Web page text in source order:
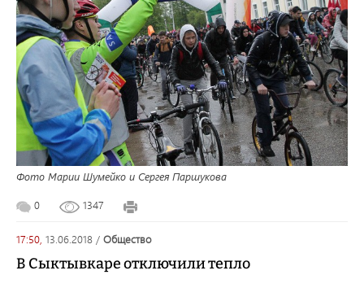
Фото Марии Шумейко и Сергея Паршукова
0 1347
17:50, 13.06.2018 / общество
В Сыктывкаре отключили тепло